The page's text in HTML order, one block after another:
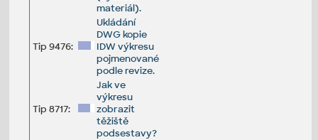
materiál).
Tip 9476:
Ukládání
DWG kopie
IDW výkresu
pojmenované
podle revize.
Tip 8717:
Jak ve
výkresu
zobrazit
těžiště
podsestavy?